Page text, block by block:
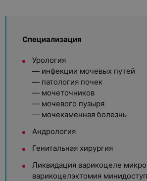
Специализация
Урология
— инфекции мочевых путей
— патология почек
— мочеточников
— мочевого пузыря
— мочекаменная болезнь
Андрология
Генитальная хирургия
Ликвидация варикоцеле
варикоцелэктомия